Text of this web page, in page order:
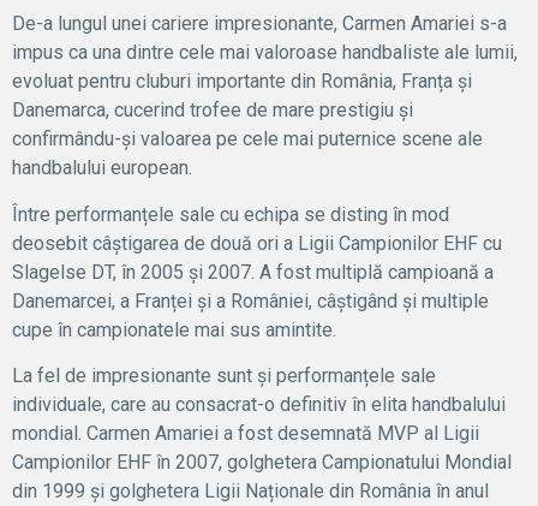
De-a lungul unei cariere impresionante, Carmen Amariei s-a
impus ca una dintre cele mai valoroase handbaliste ale lumii,
evoluat pentru cluburi importante din România, Franța și
Danemarca, cucerind trofee de mare prestigiu și
confirmându-și valoarea pe cele mai puternice scene ale
handbalului european.
Între performanțele sale cu echipa se disting în mod
deosebit câștigarea de două ori a Ligii Campionilor EHF cu
Slagelse DT, în 2005 și 2007. A fost multiplă campioană a
Danemarcei, a Franței și a României, câștigând și multiple
cupe în campionatele mai sus amintite.
La fel de impresionante sunt și performanțele sale
individuale, care au consacrat-o definitiv în elita handbalului
mondial. Carmen Amariei a fost desemnată MVP al Ligii
Campionilor EHF în 2007, golghetera Campionatului Mondial
din 1999 și golghetera Ligii Naționale din România în anul